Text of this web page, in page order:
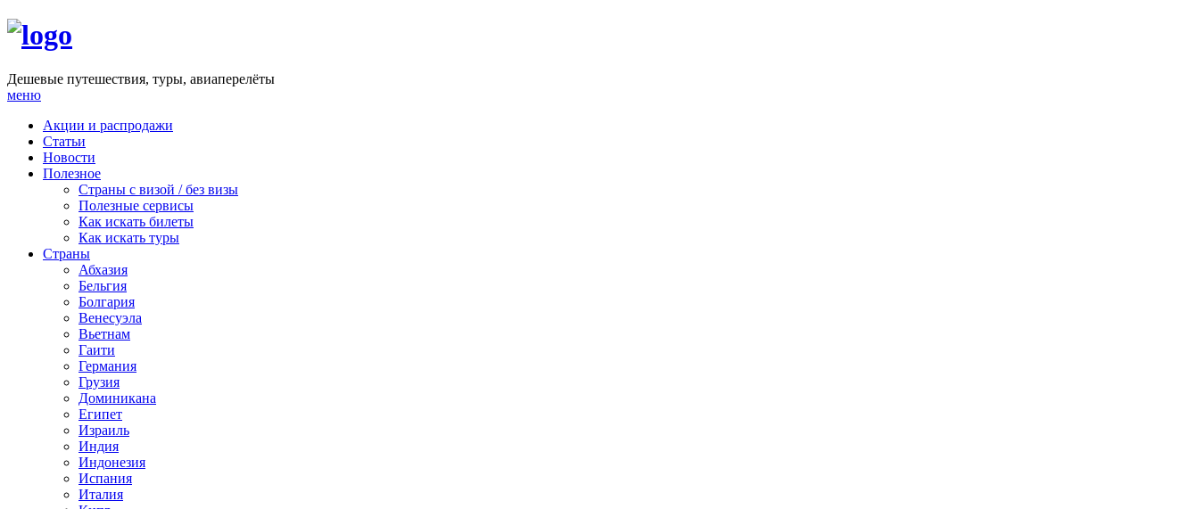
Дешевые путешествия, туры, авиаперелёты
меню
Акции и распродажи
Статьи
Новости
Полезное
Cтраны с визой / без визы
Полезные сервисы
Как искать билеты
Как искать туры
Страны
Абхазия
Бельгия
Болгария
Венесуэла
Вьетнам
Гаити
Германия
Грузия
Доминикана
Египет
Израиль
Индия
Индонезия
Испания
Италия